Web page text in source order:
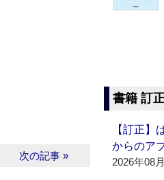
次の記事 »
書籍 訂
【訂正
からのア
2026年08